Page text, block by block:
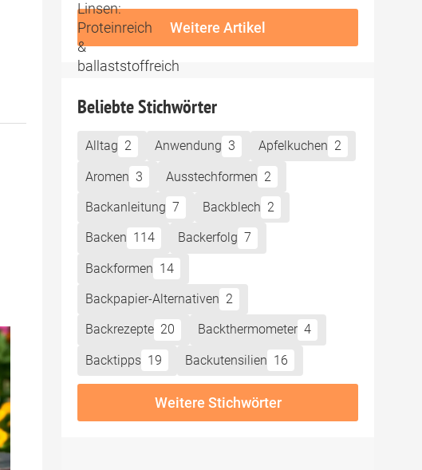
Weitere Artikel
Beliebte Stichwörter
Alltag 2 Anwendung 3 Apfelkuchen 2
Aromen 3 Ausstechformen 2
Backanleitung 7 Backblech 2
Backen 114 Backerfolg 7
Backformen 14
Backpapier-Alternativen 2
Backrezepte 20 Backthermometer 4
Backtipps 19 Backutensilien 16
Weitere Stichwörter